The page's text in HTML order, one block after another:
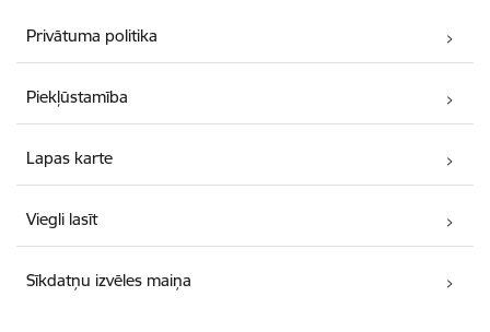
Privātuma politika
Piekļūstamība
Lapas karte
Viegli lasīt
Sīkdatņu izvēles maiņa